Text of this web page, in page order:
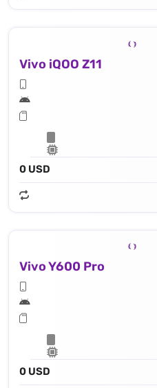
Vivo iQOO Z11
0 USD
Vivo Y600 Pro
0 USD